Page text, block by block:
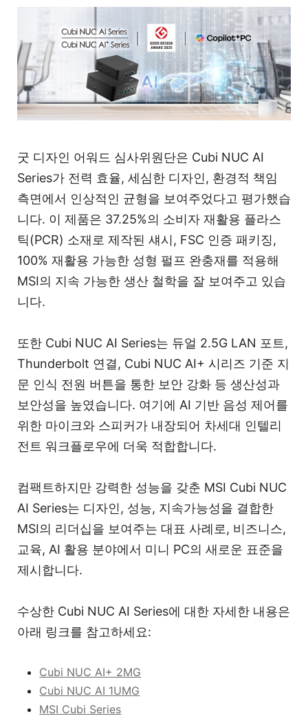
굿 디자인 어워드 심사위원단은 Cubi NUC AI
Series가 전력 효율, 세심한 디자인, 환경적 책임
측면에서 인상적인 균형을 보여주었다고 평가했습
니다. 이 제품은 37.25%의 소비자 재활용 플라스
틱(PCR) 소재로 제작된 섀시, FSC 인증 패키징,
100% 재활용 가능한 성형 펄프 완충재를 적용해
MSI의 지속 가능한 생산 철학을 잘 보여주고 있습
니다.
또한 Cubi NUC AI Series는 듀얼 2.5G LAN 포트,
Thunderbolt 연결, Cubi NUC AI+ 시리즈 기준 지
문 인식 전원 버튼을 통한 보안 강화 등 생산성과
보안성을 높였습니다. 여기에 AI 기반 음성 제어를
위한 마이크와 스피커가 내장되어 차세대 인텔리
전트 워크플로우에 더욱 적합합니다.
컴팩트하지만 강력한 성능을 갖춘 MSI Cubi NUC
AI Series는 디자인, 성능, 지속가능성을 결합한
MSI의 리더십을 보여주는 대표 사례로, 비즈니스,
교육, AI 활용 분야에서 미니 PC의 새로운 표준을
제시합니다.
수상한 Cubi NUC AI Series에 대한 자세한 내용은
아래 링크를 참고하세요:
Cubi NUC AI+ 2MG
Cubi NUC AI 1UMG
MSI Cubi Series